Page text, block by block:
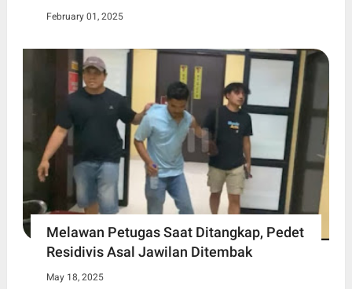
February 01, 2025
Melawan Petugas Saat Ditangkap, Pedet
Residivis Asal Jawilan Ditembak
May 18, 2025